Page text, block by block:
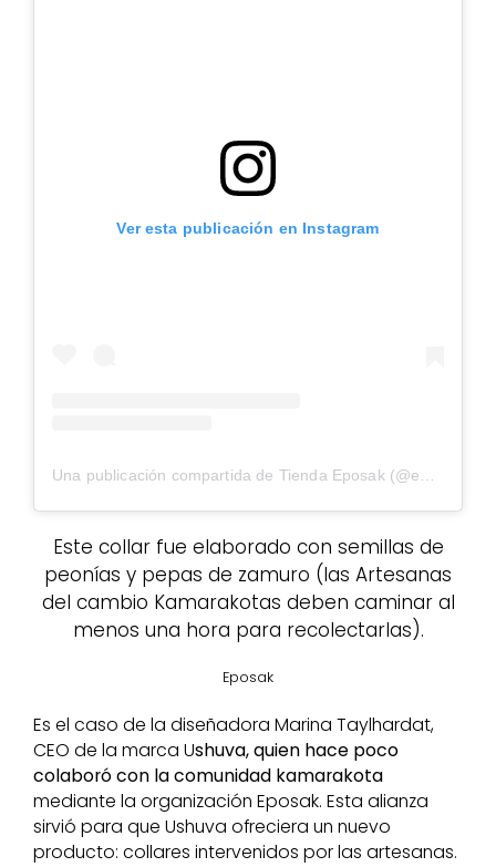
Ver esta publicación en Instagram
Una publicación compartida de Tienda Eposak (@epotienda)
Este collar fue elaborado con semillas de
peonías y pepas de zamuro (las Artesanas
del cambio Kamarakotas deben caminar al
menos una hora para recolectarlas).
Eposak
Es el caso de la diseñadora Marina Taylhardat,
CEO de la marca Ushuva, quien hace poco
colaboró con la comunidad kamarakota
mediante la organización Eposak. Esta alianza
sirvió para que Ushuva ofreciera un nuevo
producto: collares intervenidos por las artesanas.